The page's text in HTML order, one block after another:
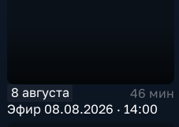
8 августа
46 мин
Эфир 08.08.2026 · 14:00